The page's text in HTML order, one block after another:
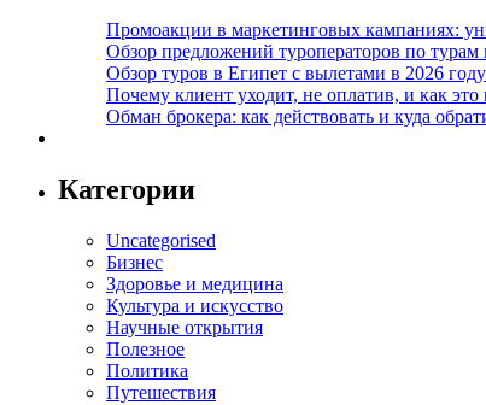
Промоакции в маркетинговых кампаниях:
Обзор предложений туроператоров по турам
Обзор туров в Египет с вылетами в 2026 году
Почему клиент уходит, не оплатив, и как это
Обман брокера: как действовать и куда
Категории
Uncategorised
Бизнес
Здоровье и медицина
Культура и искусство
Научные открытия
Полезное
Политика
Путешествия